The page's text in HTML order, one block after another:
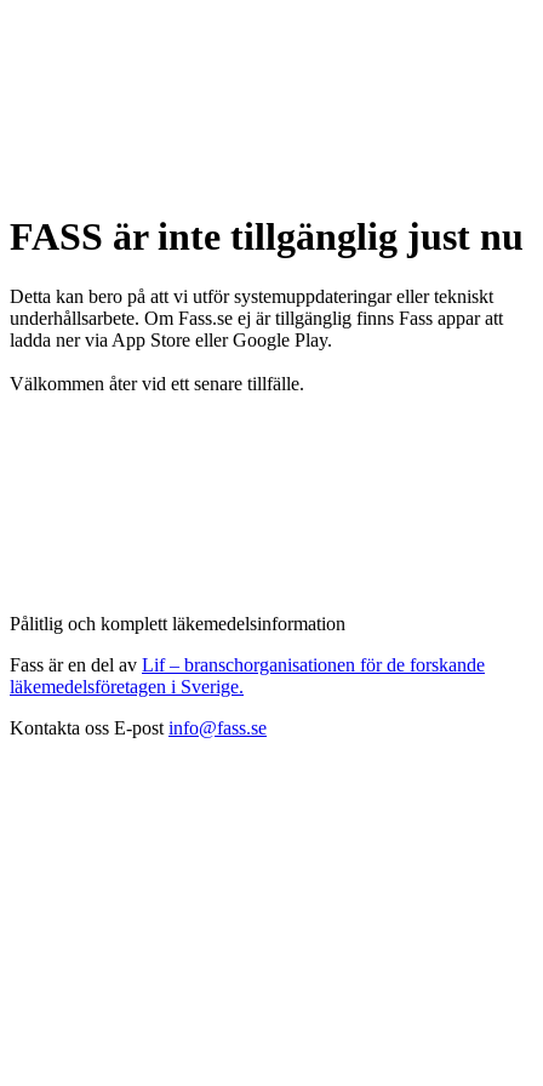
FASS är inte tillgänglig just nu
Detta kan bero på att vi utför systemuppdateringar eller tekniskt
underhållsarbete. Om Fass.se ej är tillgänglig finns Fass appar att
ladda ner via App Store eller Google Play.
Välkommen åter vid ett senare tillfälle.
Pålitlig och komplett läkemedelsinformation
Fass är en del av Lif – branschorganisationen för de forskande
läkemedelsföretagen i Sverige.
Kontakta oss E-post info@fass.se